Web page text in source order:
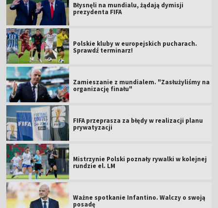
Błysnęli na mundialu, żądają dymisji
prezydenta FIFA
Polskie kluby w europejskich pucharach.
Sprawdź terminarz!
Zamieszanie z mundialem. "Zasłużyliśmy na
organizację finału"
FIFA przeprasza za błędy w realizacji planu
prywatyzacji
Mistrzynie Polski poznały rywalki w kolejnej
rundzie el. LM
Ważne spotkanie Infantino. Walczy o swoją
posadę